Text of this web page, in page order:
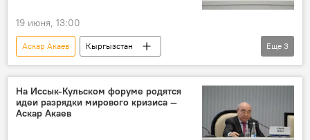
19 июня, 13:00
Аскар Акаев
Кыргызстан
Садыр Жапаров
мандат
срок
президент
Еще 3
На Иссык-Кульском форуме родятся
идеи разрядки мирового кризиса —
Аскар Акаев